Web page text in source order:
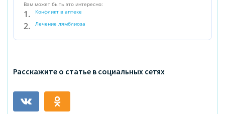
Вам может быть это интересно:
Конфликт в аптеке
Лечение лямблиоза
Расскажите о статье в социальных сетях